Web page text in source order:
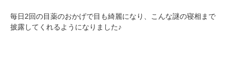
毎日2回の目薬のおかげで目も綺麗になり、こんな謎の寝相まで
披露してくれるようになりました♪